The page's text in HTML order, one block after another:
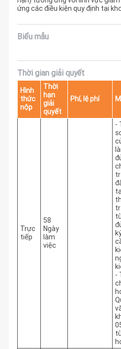
ứng các điều kiện quy định tại
Biểu mẫu
Thời gian giải quyết
Hình
thức
nộp
Thời
hạn
giải
quyết
Phí, lệ phí
Trực
tiếp
58
Ngày
làm
việc
-
-